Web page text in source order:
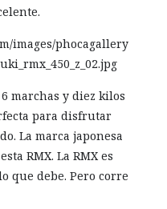
marchas y diez kilos
para disfrutar
La marca japonesa
RMX. La RMX es
que debe. Pero corre